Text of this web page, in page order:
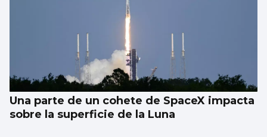
Una parte de un cohete de SpaceX impacta
sobre la superficie de la Luna